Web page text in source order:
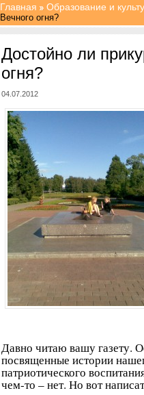
Главная Образование и
Вечного огня?
Достойно ли
огня?
04.07.2012
Давно читаю вашу газету.
посвященные истории
патриотического
чем-то – нет. Но вот